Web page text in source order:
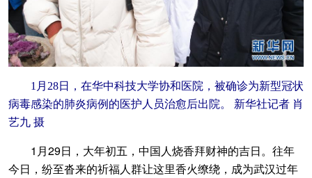
1月28日，在华中科技大学协和医院，被确诊为新型冠状
病毒感染的肺炎病例的医护人员治愈后出院。 新华社记者 肖
艺九 摄
1月29日，大年初五，中国人烧香拜财神的吉日。往年
今日，纷至沓来的祈福人群让这里香火缭绕，成为武汉过年